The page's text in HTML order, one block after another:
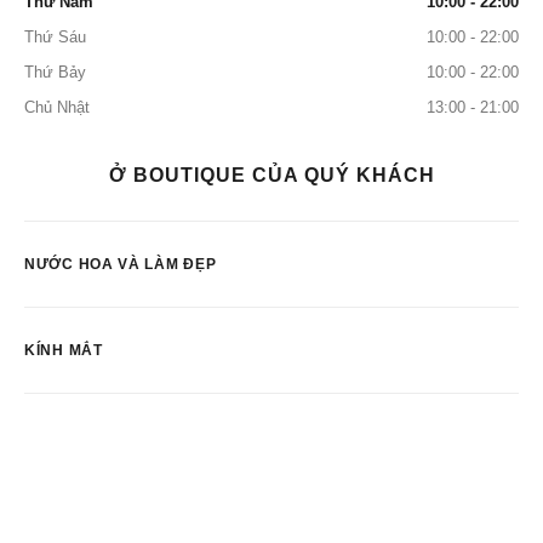
Thứ Sáu
10:00 - 22:00
Thứ Bảy
10:00 - 22:00
Chủ Nhật
13:00 - 21:00
Ở BOUTIQUE CỦA QUÝ KHÁCH
NƯỚC HOA VÀ LÀM ĐẸP
KÍNH MẮT